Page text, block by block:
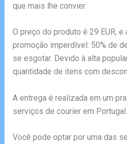
que mais lhe convier.
O preço do produto é 29 EUR,
promoção imperdível: 50% de
se esgotar. Devido à alta
quantidade de itens com
A entrega é realizada em um
serviços de courier em Portugal.
Você pode optar por uma das